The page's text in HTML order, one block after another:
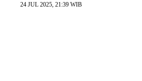
24 JUL 2025, 21:39 WIB